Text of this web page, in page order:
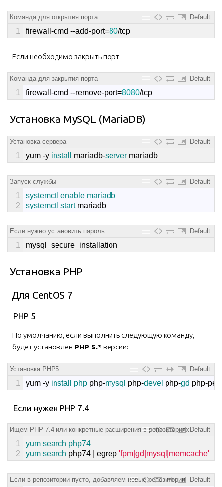
Команда для открытия порта Default
1 firewall -cmd --add-port=80/tcp
Если необходимо закрыть порт
Команда для закрытия порта Default
1 firewall -cmd --remove-port=8080/tcp
Установка MySQL (MariaDB)
Установка сервера Default
1 yum -y install mariadb-server mariadb
Запуск службы Default
1
2
systemctl enable mariadb
systemctl start mariadb
Если нужно установить пароль Default
1 mysql_secure_installation
Установка PHP
Для CentOS 7
PHP 5
По умолчанию, если выполнить следующую команду,
будет установлен PHP 5.* версии:
Установка PHP5 Default
1 yum -y install php php-mysql php-devel php-gd php-pecl
Если нужен PHP 7.4
Ищем PHP 7.4 или конкретные расширения в репозиториях Default
1
2
yum search php74
yum search php74 egrep 'fpm|gd|mysql|memcache'
Если в репозитории пусто, добавляем новые репозитории Default